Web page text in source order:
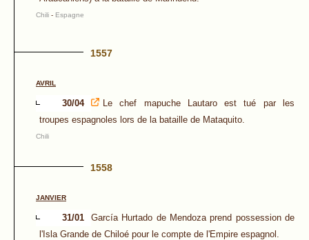
Chili - Espagne
1557
AVRIL
30/04
Le chef mapuche Lautaro est tué par les
troupes espagnoles lors de la bataille de Mataquito.
Chili
1558
JANVIER
31/01
García Hurtado de Mendoza prend possession de
l'Isla Grande de Chiloé pour le compte de l'Empire espagnol.